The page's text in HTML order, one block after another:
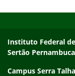
Endereço
Instituto Federal
Sertão
Campus Serra